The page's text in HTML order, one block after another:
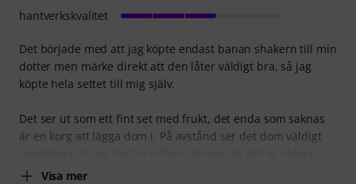
Det började med att jag köpte endast banan shakern till min
dotter men märke direkt att den låter väldigt bra, så jag
köpte hela settet till mig själv.
Det ser ut som ett fint set med frukt, det enda som saknas
är en korg att lägga dom i. På avstånd ser det dom väldigt
Visa mer
hantverkskvalitet